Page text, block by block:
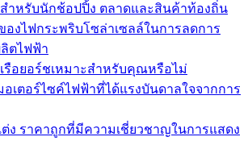
ำหรับนักช้อปปิ้ง ตลาดและสินค้าท้องถิ่น
งไฟกระพริบโซล่าเซลล์ในการลดการ
ตไฟฟ้า
รือยอร์ชเหมาะสำหรับคุณหรือไม่
เตอร์ไซค์ไฟฟ้าที่ได้แรงบันดาลใจจากการ
ง ราคาถูกที่มีความเชี่ยวชาญในการแสดง